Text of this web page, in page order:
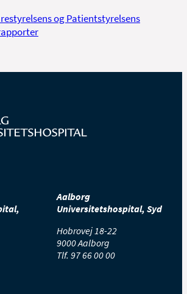
og Patientstyrelsens
Aalborg
Universitetshospital, Syd
Hobrovej 18-22
9000 Aalborg
Tlf. 97 66 00 00